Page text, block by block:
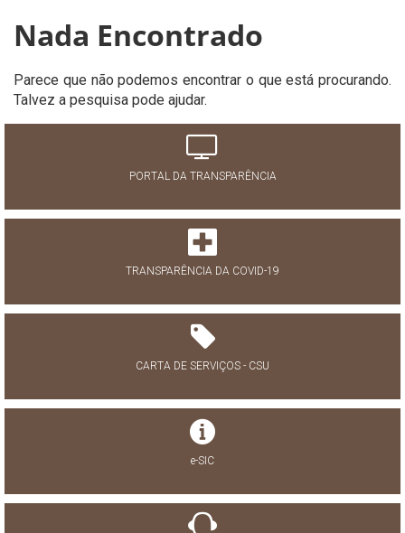
Nada Encontrado
Parece que não podemos encontrar o que está procurando.
Talvez a pesquisa pode ajudar.
PORTAL DA TRANSPARÊNCIA
TRANSPARÊNCIA DA COVID-19
CARTA DE SERVIÇOS - CSU
e-SIC